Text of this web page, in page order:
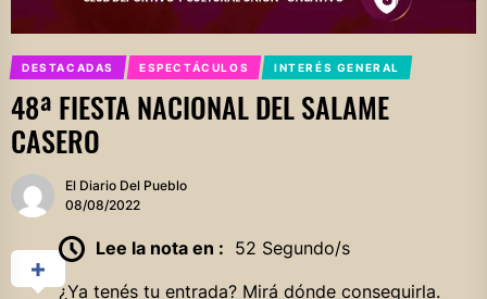
DESTACADAS ESPECTÁCULOS INTERÉS GENERAL
48ª FIESTA NACIONAL DEL SALAME
CASERO
El Diario Del Pueblo
08/08/2022
Lee la nota en : 52 Segundo/s
¿Ya tenés tu entrada? Mirá dónde conseguirla.